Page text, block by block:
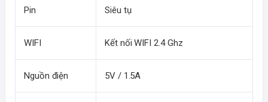
Pin Siêu tụ
WIFI Kết nối WIFI 2.4 Ghz
Nguồn điện 5V / 1.5A